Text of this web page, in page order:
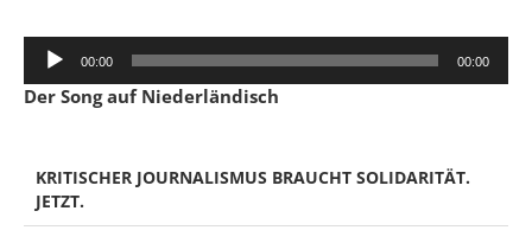
Audio-
Player
00:00 00:00
Der Song auf Niederländisch
KRITISCHER JOURNALISMUS BRAUCHT SOLIDARITÄT.
JETZT.